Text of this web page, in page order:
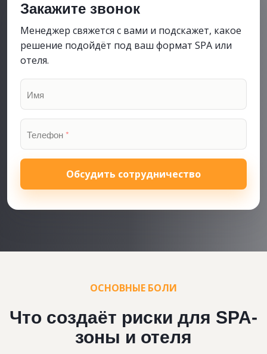
Закажите звонок
Менеджер свяжется с вами и подскажет, какое
решение подойдёт под ваш формат SPA или
отеля.
Имя
Телефон*
Обсудить сотрудничество
ОСНОВНЫЕ БОЛИ
Что создаёт риски для SPA-
зоны и отеля